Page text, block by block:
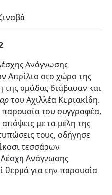
Ανάγνωσης
Απρίλιο στο χώρο της
της ομάδας διάβασαν και
του Αχιλλέα Κυριακίδη.
παρουσία του συγγραφέα,
με τα μέλη της
τους, οδήγησε
τεσσάρων
Ανάγνωσης
θερμά για την παρουσία